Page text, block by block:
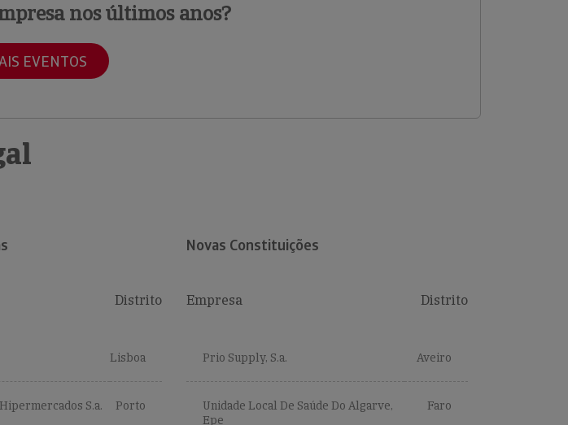
nos últimos anos?
EVENTOS
Distrito
Lisboa
S.a. Porto
Novas Constituições
Empresa Distrito
Prio Supply, S.a. Aveiro
Unidade Local De Saúde Do Algarve,
Epe
Faro